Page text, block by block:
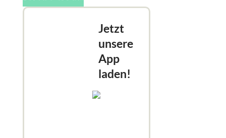
Jetzt
unsere
App
laden!